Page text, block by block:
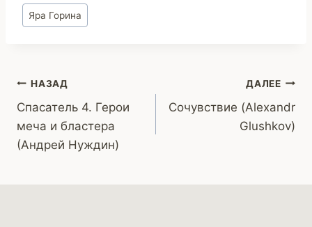
Метки
записи:
Яра Горина
Навигация
по
записям
НАЗАД
Спасатель 4. Герои
меча и бластера
(Андрей Нуждин)
ДАЛЕЕ
Сочувствие (Alexandr
Glushkov)